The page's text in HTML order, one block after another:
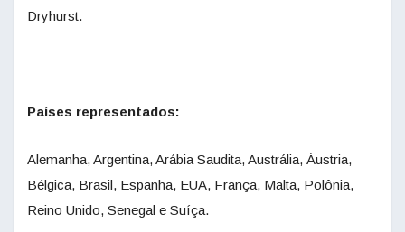
Dryhurst.
Países representados:
Alemanha, Argentina, Arábia Saudita, Austrália, Áustria,
Bélgica, Brasil, Espanha, EUA, França, Malta, Polônia,
Reino Unido, Senegal e Suíça.